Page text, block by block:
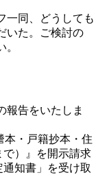
一同、どうしても
いた。ご検討の
報告をいたしま
本・戸籍抄本・住
）』を開示請求
知書」を受け取